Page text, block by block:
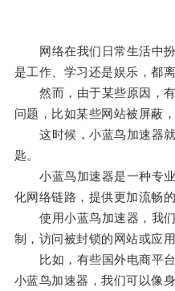
网络在我们日常生活中扮
是工作、学习还是娱乐，都离
然而，由于某些原因，有
问题，比如某些网站被屏蔽
这时候，小蓝鸟加速器就
匙。
小蓝鸟加速器是一种专业
化网络链路，提供更加流畅的
使用小蓝鸟加速器，我们
制，访问被封锁的网站或应
比如，有些国外电商平台
小蓝鸟加速器，我们可以像